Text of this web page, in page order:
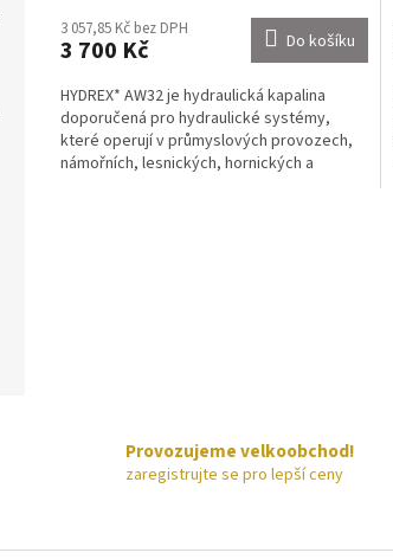
3 057,85 Kč bez DPH
3 700 Kč Do košíku
HYDREX* AW32 je hydraulická kapalina
doporučená pro hydraulické systémy,
které operují v průmyslových provozech,
námořních, lesnických, hornických a
Provozujeme velkoobchod!
zaregistrujte se pro lepší ceny